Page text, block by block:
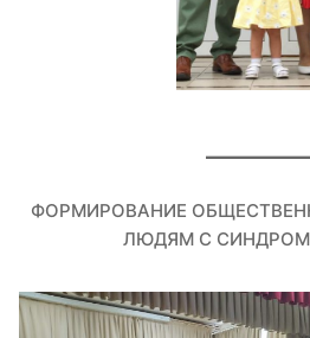
ФОРМИРОВАНИЕ
ЛЮДЯМ С